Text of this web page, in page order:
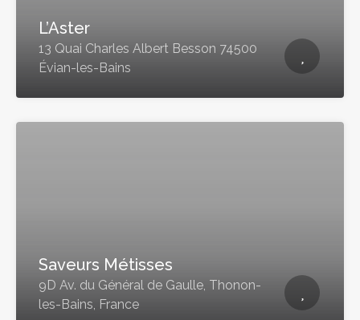
L’Aster
13 Quai Charles Albert Besson 74500
Évian-les-Bains
Saveurs Métisses
9D Av. du Général de Gaulle, Thonon-
les-Bains, France